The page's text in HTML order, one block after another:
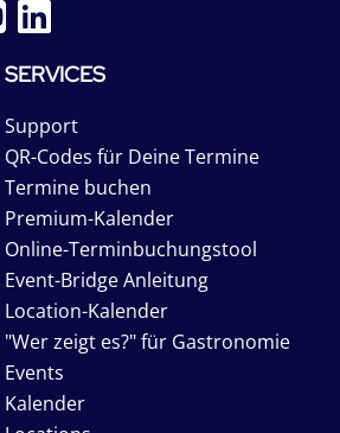
SERVICES
Support
QR-Codes für Deine Termine
Termine buchen
Premium-Kalender
Online-Terminbuchungstool
Event-Bridge Anleitung
Location-Kalender
"Wer zeigt es?" für Gastronomie
Events
Kalender